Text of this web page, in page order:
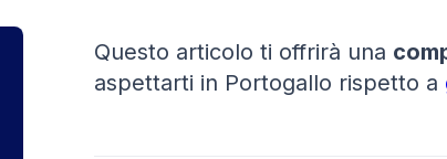
Questo articolo ti offrirà una
aspettarti in Portogallo rispetto a